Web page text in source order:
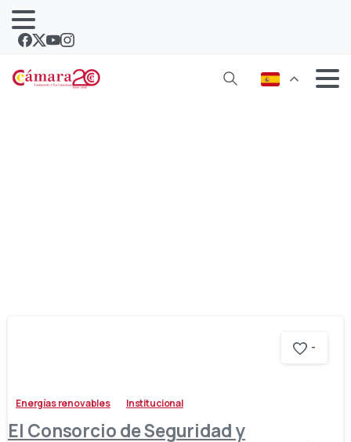
-
Energías renovables Institucional
El Consorcio de Seguridad y